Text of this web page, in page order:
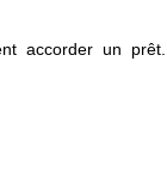
accorder un prêt.